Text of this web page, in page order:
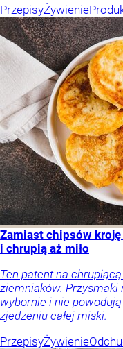
PrzepisyŻywienie
Zamiast chipsów
i chrupią aż miło
Ten patent na
ziemniaków. Przysmaki
wybornie i nie
zjedzeniu całej miski.
PrzepisyŻywienie